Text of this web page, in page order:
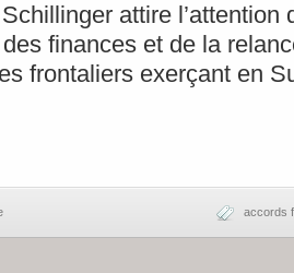
attire l’attention
des finances et de la
frontaliers exerçant en
accords